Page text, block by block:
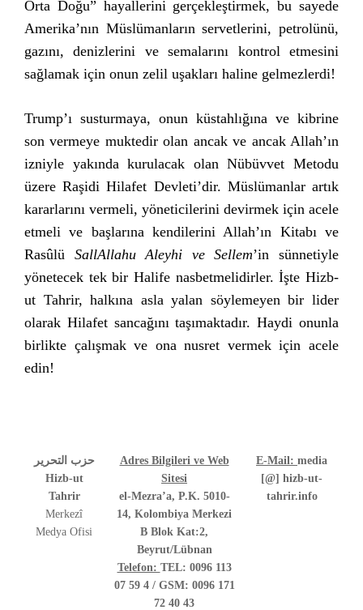
Orta Doğu” hayallerini gerçekleştirmek, bu sayede
Amerika’nın Müslümanların servetlerini, petrolünü,
gazını, denizlerini ve semalarını kontrol etmesini
sağlamak için onun zelil uşakları haline gelmezlerdi!
Trump’ı susturmaya, onun küstahlığına ve kibrine
son vermeye muktedir olan ancak ve ancak Allah’ın
izniyle yakında kurulacak olan Nübüvvet Metodu
üzere Raşidi Hilafet Devleti’dir. Müslümanlar artık
kararlarını vermeli, yöneticilerini devirmek için acele
etmeli ve başlarına kendilerini Allah’ın Kitabı ve
Rasûlü SallAllahu Aleyhi ve Sellem’in sünnetiyle
yönetecek tek bir Halife nasbetmelidirler. İşte Hizb-
ut Tahrir, halkına asla yalan söylemeyen bir lider
olarak Hilafet sancağını taşımaktadır. Haydi onunla
birlikte çalışmak ve ona nusret vermek için acele
edin!
حزب التحرير
Hizb-ut
Tahrir
Merkezî
Medya Ofisi
Adres Bilgileri ve Web
Sitesi
el-Mezra’a, P.K. 5010-
14, Kolombiya Merkezi
B Blok Kat:2,
Beyrut/Lübnan
Telefon: TEL: 0096 113
07 59 4 / GSM: 0096 171
72 40 43
E-Mail: media
[@] hizb-ut-
tahrir.info